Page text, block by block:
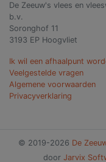
De Zeeuw's vlees en
b.v.
Soronghof 11
3193 EP Hoogvliet
Ik wil een afhaalpunt
Veelgestelde vragen
Algemene voorwaarden
Privacyverklaring
© 2019-2026 De
door Jarvix